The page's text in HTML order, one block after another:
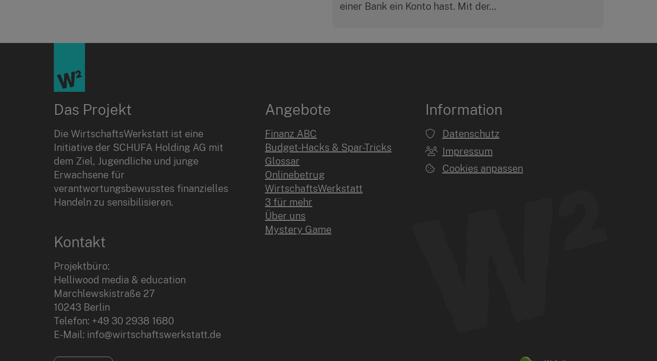
einer Bank ein Konto hast. Mit der...
Das Projekt
Die WirtschaftsWerkstatt ist eine
Initiative der SCHUFA Holding AG mit
dem Ziel, Jugendliche und junge
Erwachsene für
verantwortungsbewusstes finanzielles
Handeln zu sensibilisieren.
Kontakt
Projektbüro:
Helliwood media & education
Marchlewskistraße 27
10243 Berlin
Telefon: +49 30 2938 1680
E-Mail: info@wirtschaftswerkstatt.de
Angebote
Finanz ABC
Budget-Hacks & Spar-Tricks
Glossar
Onlinebetrug
WirtschaftsWerkstatt
3 für mehr
Über uns
Mystery Game
Information
Datenschutz
Impressum
Cookies anpassen